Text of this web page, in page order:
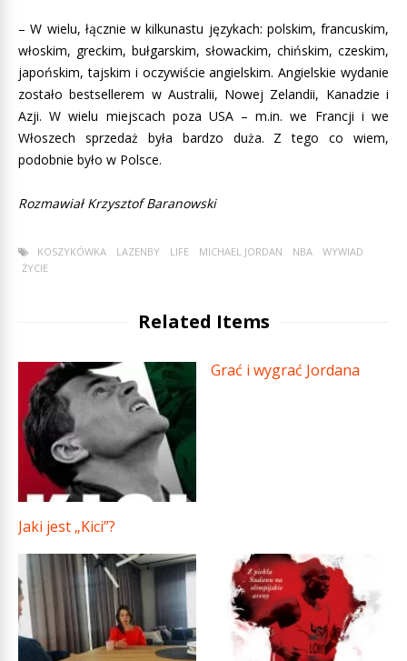
– W wielu, łącznie w kilkunastu językach: polskim, francuskim,
włoskim, greckim, bułgarskim, słowackim, chińskim, czeskim,
japońskim, tajskim i oczywiście angielskim. Angielskie wydanie
zostało bestsellerem w Australii, Nowej Zelandii, Kanadzie i
Azji. W wielu miejscach poza USA – m.in. we Francji i we
Włoszech sprzedaż była bardzo duża. Z tego co wiem,
podobnie było w Polsce.
Rozmawiał Krzysztof Baranowski
KOSZYKÓWKA LAZENBY LIFE MICHAEL JORDAN NBA
WYWIAD
ŻYCIE
Related Items
Jaki jest „Kici”?
Grać i wygrać Jordana